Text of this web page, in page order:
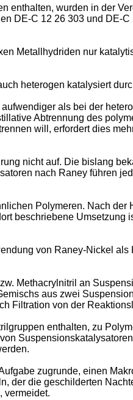
enthalten, wurden in der
DE-C 12 26 303 und DE-
Metallhydriden nur
heterogen katalysiert
als bei der
Abtrennung des
will, erfordert dies
nicht auf. Die bislang
nach Raney führen
Polymeren. Nach
beschriebene
von Raney-Nickel
Methacrylnitril an
aus zwei
Filtration von der
enthalten, zu
zugrunde, einen
der die geschilderten
vermeidet.